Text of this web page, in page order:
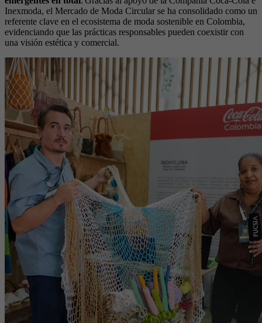
Inexmoda, el Mercado de Moda Circular se ha consolidado como un
referente clave en el ecosistema de moda sostenible en Colombia,
evidenciando que las prácticas responsables pueden coexistir con
una visión estética y comercial.